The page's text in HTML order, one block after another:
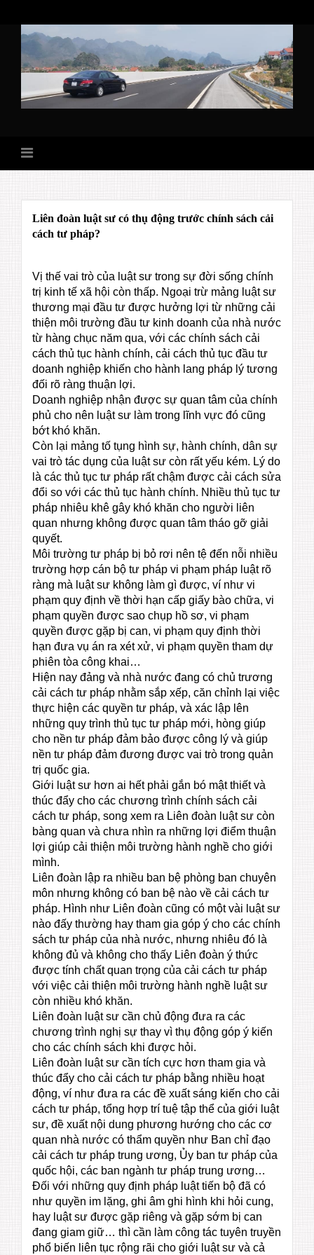
content
Liên đoàn luật sư có thụ động trước chính sách cải
cách tư pháp?
Vị thế vai trò của luật sư trong sự đời sống chính
trị kinh tế xã hội còn thấp. Ngoại trừ mảng luật sư
thương mại đầu tư được hưởng lợi từ những cải
thiện môi trường đầu tư kinh doanh của nhà nước
từ hàng chục năm qua, với các chính sách cải
cách thủ tục hành chính, cải cách thủ tục đầu tư
doanh nghiệp khiến cho hành lang pháp lý tương
đối rõ ràng thuận lợi.
Doanh nghiệp nhận được sự quan tâm của chính
phủ cho nên luật sư làm trong lĩnh vực đó cũng
bớt khó khăn.
Còn lại mảng tố tụng hình sự, hành chính, dân sự
vai trò tác dụng của luật sư còn rất yếu kém. Lý do
là các thủ tục tư pháp rất chậm được cải cách sửa
đổi so với các thủ tục hành chính. Nhiều thủ tục tư
pháp nhiêu khê gây khó khăn cho người liên
quan nhưng không được quan tâm tháo gỡ giải
quyết.
Môi trường tư pháp bị bỏ rơi nên tệ đến nỗi nhiều
trường hợp cán bộ tư pháp vi phạm pháp luật rõ
ràng mà luật sư không làm gì được, ví như vi
phạm quy định về thời hạn cấp giấy bào chữa, vi
phạm quyền được sao chụp hồ sơ, vi phạm
quyền được gặp bị can, vi phạm quy định thời
hạn đưa vụ án ra xét xử, vi phạm quyền tham dự
phiên tòa công khai…
Hiện nay đảng và nhà nước đang có chủ trương
cải cách tư pháp nhằm sắp xếp, căn chỉnh lại việc
thực hiện các quyền tư pháp, và xác lập lên
những quy trình thủ tục tư pháp mới, hòng giúp
cho nền tư pháp đảm bảo được công lý và giúp
nền tư pháp đảm đương được vai trò trong quản
trị quốc gia.
Giới luật sư hơn ai hết phải gắn bó mật thiết và
thúc đẩy cho các chương trình chính sách cải
cách tư pháp, song xem ra Liên đoàn luật sư còn
bàng quan và chưa nhìn ra những lợi điểm thuận
lợi giúp cải thiện môi trường hành nghề cho giới
mình.
Liên đoàn lập ra nhiều ban bệ phòng ban chuyên
môn nhưng không có ban bệ nào về cải cách tư
pháp. Hình như Liên đoàn cũng có một vài luật sư
nào đấy thường hay tham gia góp ý cho các chính
sách tư pháp của nhà nước, nhưng nhiêu đó là
không đủ và không cho thấy Liên đoàn ý thức
được tính chất quan trọng của cải cách tư pháp
với việc cải thiện môi trường hành nghề luật sư
còn nhiều khó khăn.
Liên đoàn luật sư cần chủ động đưa ra các
chương trình nghị sự thay vì thụ động góp ý kiến
cho các chính sách khi được hỏi.
Liên đoàn luật sư cần tích cực hơn tham gia và
thúc đẩy cho cải cách tư pháp bằng nhiều hoạt
động, ví như đưa ra các đề xuất sáng kiến cho cải
cách tư pháp, tổng hợp trí tuệ tập thể của giới luật
sư, đề xuất nội dung phương hướng cho các cơ
quan nhà nước có thẩm quyền như Ban chỉ đạo
cải cách tư pháp trung ương, Ủy ban tư pháp của
quốc hội, các ban ngành tư pháp trung ương…
Đối với những quy định pháp luật tiến bộ đã có
như quyền im lặng, ghi âm ghi hình khi hỏi cung,
hay luật sư được gặp riêng và gặp sớm bị can
đang giam giữ… thì cần làm công tác tuyên truyền
phổ biến liên tục rộng rãi cho giới luật sư và cả